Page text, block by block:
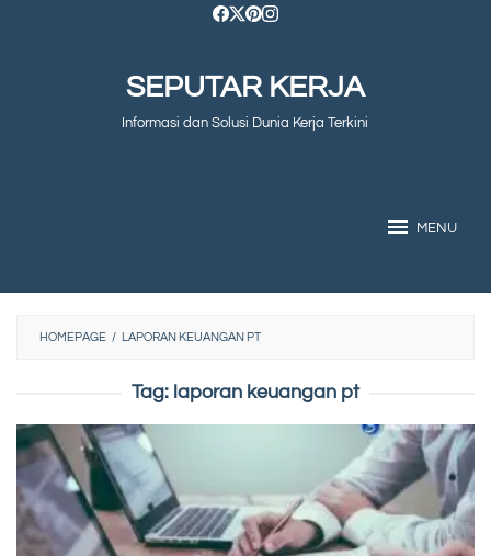
SEPUTAR KERJA
Informasi dan Solusi Dunia Kerja Terkini
MENU
HOMEPAGE / LAPORAN KEUANGAN PT
Tag: laporan keuangan pt